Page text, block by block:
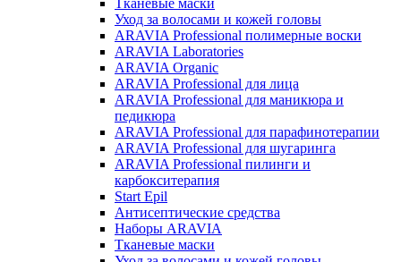
Тканевые маски
Уход за волосами и кожей головы
ARAVIA Professional полимерные воски
ARAVIA Laboratories
ARAVIA Organic
ARAVIA Professional для лица
ARAVIA Professional для маникюра и
педикюра
ARAVIA Professional для парафинотерапии
ARAVIA Professional для шугаринга
ARAVIA Professional пилинги и
карбокситерапия
Start Epil
Антисептические средства
Наборы ARAVIA
Тканевые маски